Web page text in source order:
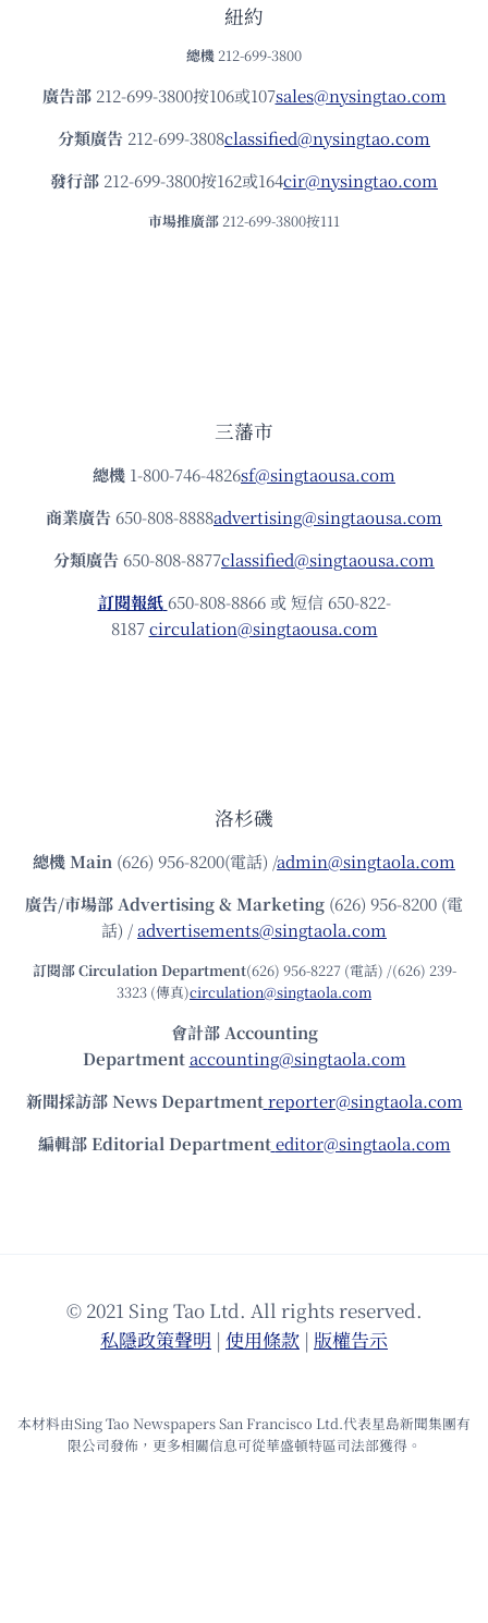
紐約
總機 212-699-3800
廣告部212-699-3800按106或107sales@nysingtao.com
分類廣告 212-699-3808classified@nysingtao.com
發⾏部 212-699-3800按162或164cir@nysingtao.com
市場推廣部 212-699-3800按111
三藩市
總機 1-800-746-4826sf@singtaousa.com
商業廣告 650-808-8888advertising@singtaousa.com
分類廣告 650-808-8877classified@singtaousa.com
訂閱報紙 650-808-8866 或 短信 650-822-
8187circulation@singtaousa.com
洛杉磯
總機Main (626) 956-8200(電話) /admin@singtaola.com
廣告/市場部Advertising & Marketing (626) 956-8200 (電
話) /advertisements@singtaola.com
訂閱部 Circulation Department(626) 956-8227 (電話) /(626) 239-
3323 (傳真)circulation@singtaola.com
會計部 Accounting
Department accounting@singtaola.com
新聞採訪部 News Department reporter@singtaola.com
編輯部 Editorial Department editor@singtaola.com
© 2021 Sing Tao Ltd. All rights reserved.
私隱政策聲明 | 使⽤條款 | 版權告⽰
本材料由Sing Tao Newspapers San Francisco Ltd.代表星島新聞集團有
限公司發佈，更多相關信息可從華盛頓特區司法部獲得。